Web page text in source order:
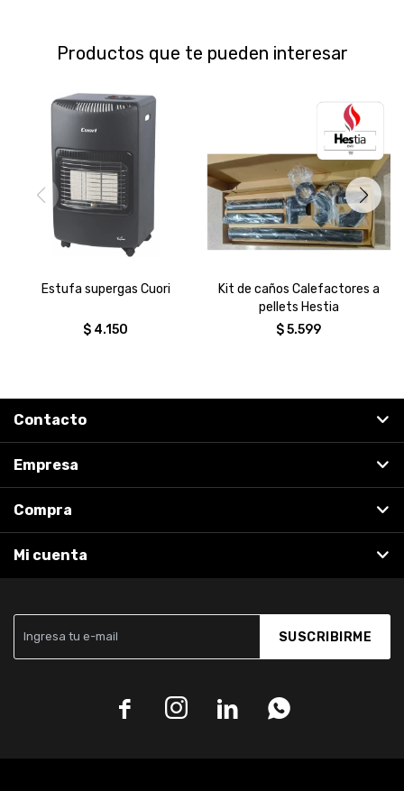
Productos que te pueden interesar
Estufa supergas Cuori
$ 4.150
Kit de caños Calefactores a
pellets Hestia
$5.599
SUSCRIBIRME
   
Contacto
Empresa
Compra
Mi cuenta